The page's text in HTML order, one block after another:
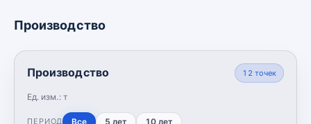
Производство
Производство
Ед. изм.: т
12 точек
ПЕРИОД Все 5 лет 10 лет